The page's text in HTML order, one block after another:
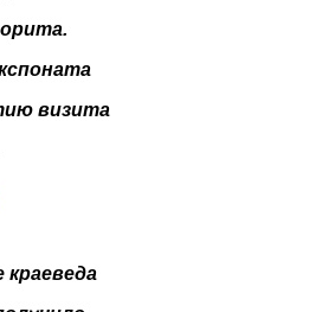
визита
краеведа